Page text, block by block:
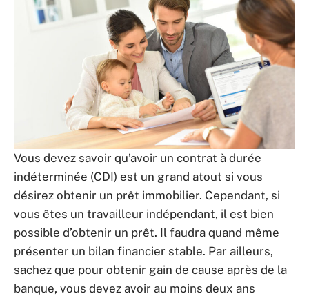
Vous devez savoir qu’avoir un contrat à durée
indéterminée (CDI) est un grand atout si vous
désirez obtenir un prêt immobilier. Cependant, si
vous êtes un travailleur indépendant, il est bien
possible d’obtenir un prêt. Il faudra quand même
présenter un bilan financier stable. Par ailleurs,
sachez que pour obtenir gain de cause après de la
banque, vous devez avoir au moins deux ans